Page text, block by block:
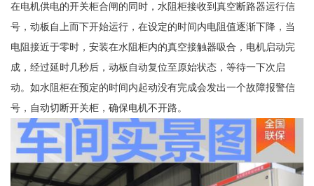
在电机供电的开关柜合闸的同时，水阻柜接收到真空断路器运行信
号，动板自上而下开始运行，在设定的时间内电阻值逐渐下降，当
电阻接近于零时，安装在水阻柜内的真空接触器吸合，电机启动完
成，经过延时几秒后，动板自动复位至原始状态，等待一下次启
动。如水阻柜在预定的时间内起动没有完成会发出一个故障报警信
号，自动切断开关柜，确保电机不开路。